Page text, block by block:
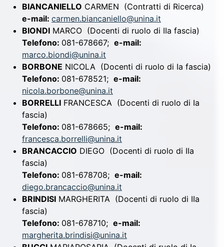
BIANCANIELLO CARMEN (Contratti di Ricerca)
e-mail: carmen.biancaniello@unina.it
BIONDI MARCO (Docenti di ruolo di IIa fascia)
Telefono: 081-678667; e-mail:
marco.biondi@unina.it
BORBONE NICOLA (Docenti di ruolo di Ia fascia)
Telefono: 081-678521; e-mail:
nicola.borbone@unina.it
BORRELLI FRANCESCA (Docenti di ruolo di Ia
fascia)
Telefono: 081-678665; e-mail:
francesca.borrelli@unina.it
BRANCACCIO DIEGO (Docenti di ruolo di IIa
fascia)
Telefono: 081-678708; e-mail:
diego.brancaccio@unina.it
BRINDISI MARGHERITA (Docenti di ruolo di IIa
fascia)
Telefono: 081-678710; e-mail:
margherita.brindisi@unina.it